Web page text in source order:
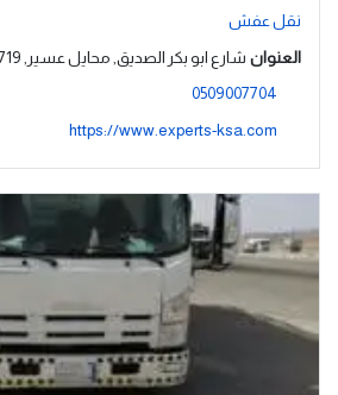
نقل عفش
العنوان شارع ابو بكر الصديق, محايل عسير, 63719
0509007704
https://www.experts-ksa.com